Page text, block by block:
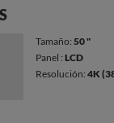
Tamaño:50 "
Panel :LCD
Resolución:4K